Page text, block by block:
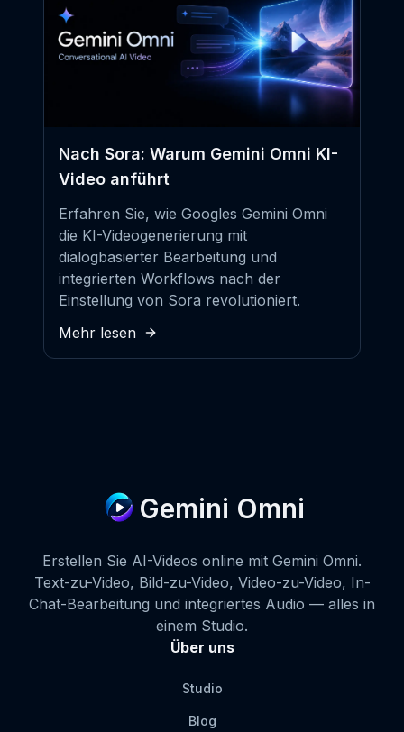
Nach Sora: Warum Gemini Omni KI-
Video anführt
Erfahren Sie, wie Googles Gemini Omni
die KI-Videogenerierung mit
dialogbasierter Bearbeitung und
integrierten Workflows nach der
Einstellung von Sora revolutioniert.
Mehr lesen
Gemini Omni
Erstellen Sie AI-Videos online mit Gemini Omni.
Text-zu-Video, Bild-zu-Video, Video-zu-Video, In-
Chat-Bearbeitung und integriertes Audio — alles in
einem Studio.
Über uns
Studio
Blog